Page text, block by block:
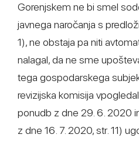
Gorenjskem ne bi smel
javnega naročanja s
1), ne obstaja pa niti
nalagal, da ne sme
tega gospodarskega
revizijska komisija
ponudb z dne 29. 6. 2020
z dne 16. 7. 2020, str. 11)